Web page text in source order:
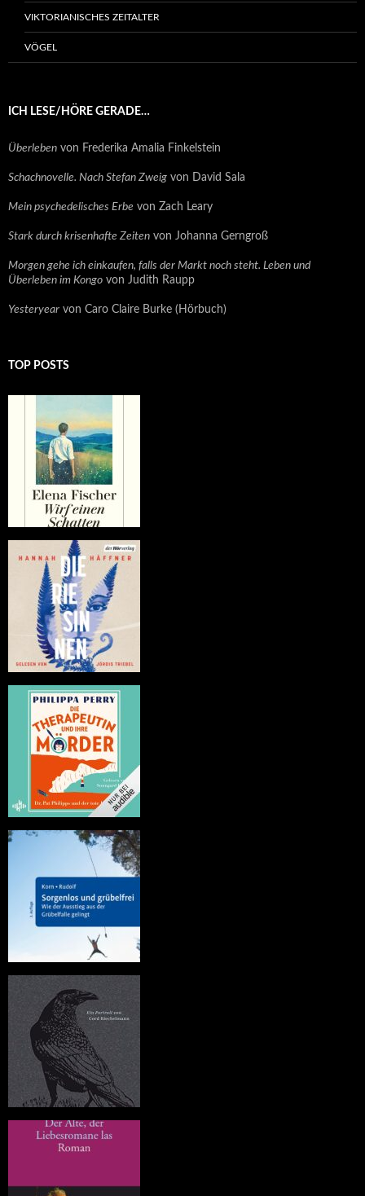
VIKTORIANISCHES ZEITALTER
VÖGEL
ICH LESE/HÖRE GERADE…
Überleben von Frederika Amalia Finkelstein
Schachnovelle. Nach Stefan Zweig von David Sala
Mein psychedelisches Erbe von Zach Leary
Stark durch krisenhafte Zeiten von Johanna Gerngroß
Morgen gehe ich einkaufen, falls der Markt noch steht. Leben und
Überleben im Kongo von Judith Raupp
Yesteryear von Caro Claire Burke (Hörbuch)
TOP POSTS